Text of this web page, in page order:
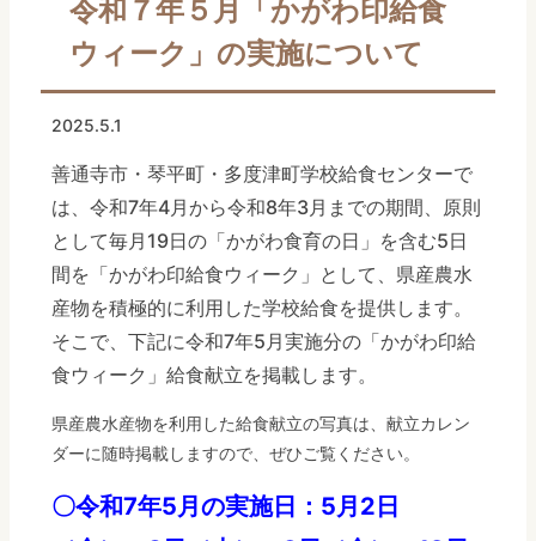
令和７年５月「かがわ印給食
ウィーク」の実施について
2025.5.1
善通寺市・琴平町・多度津町学校給食センターで
は、令和7年4月から令和8年3月までの期間、原則
として毎月19日の「かがわ食育の日」を含む5日
間を「かがわ印給食ウィーク」として、県産農水
産物を積極的に利用した学校給食を提供します。
そこで、下記に令和7年5月実施分の「かがわ印給
食ウィーク」給食献立を掲載します。
県産農水産物を利用した給食献立の写真は、献立カレン
ダーに随時掲載しますので、ぜひご覧ください。
〇令和7年5月の実施日：5月2日